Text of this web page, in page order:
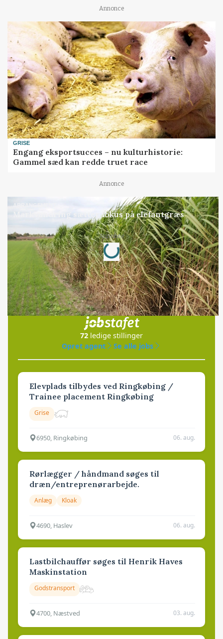
Annonce
GRISE
Engang eksportsucces – nu kulturhistorie:
Gammel sæd kan redde truet race
Annonce
ARRANGEMENT
Markvandring sætter fokus på elefantgræs
Annonce
Loading...
Jobs
i samarbejde med
72 ledige stillinger
Opret agent
Se alle jobs
Elevplads tilbydes ved Ringkøbing /
Trainee placement Ringkøbing
Grise
6950, Ringkøbing 06. aug.
Rørlægger / håndmand søges til
dræn/entreprenørarbejde.
Anlæg Kloak
4690, Haslev 06. aug.
Lastbilchauffør søges til Henrik Haves
Maskinstation
Godstransport
4700, Næstved 03. aug.